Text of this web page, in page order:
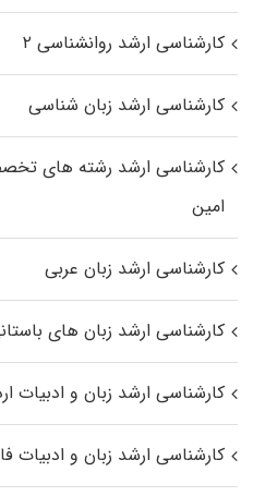
کارشناسی ارشد روانشناسی ۲
کارشناسی ارشد زبان شناسی
کارشناسی ارشد رﺷﺘﻪ ﻫﺎی
اﻣﻴﻦ
کارشناسی ارشد زبان عربی
کارشناسی ارشد زبان‌ های
کارشناسی ارشد زبان و ادبیات
کارشناسی ارشد زبان و ادبیات